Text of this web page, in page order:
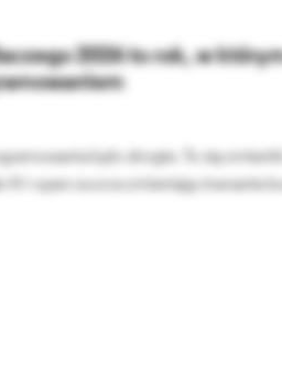
2026 to rok, w
było drogie. To się
AI i open source zmieniają równanie